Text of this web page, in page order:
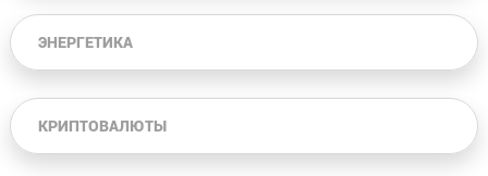
ЭНЕРГЕТИКА
КРИПТОВАЛЮТЫ